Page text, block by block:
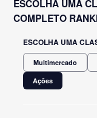
ESCOLHA UMA
COMPLETO
ESCOLHA UMA
Multimercado
Ações